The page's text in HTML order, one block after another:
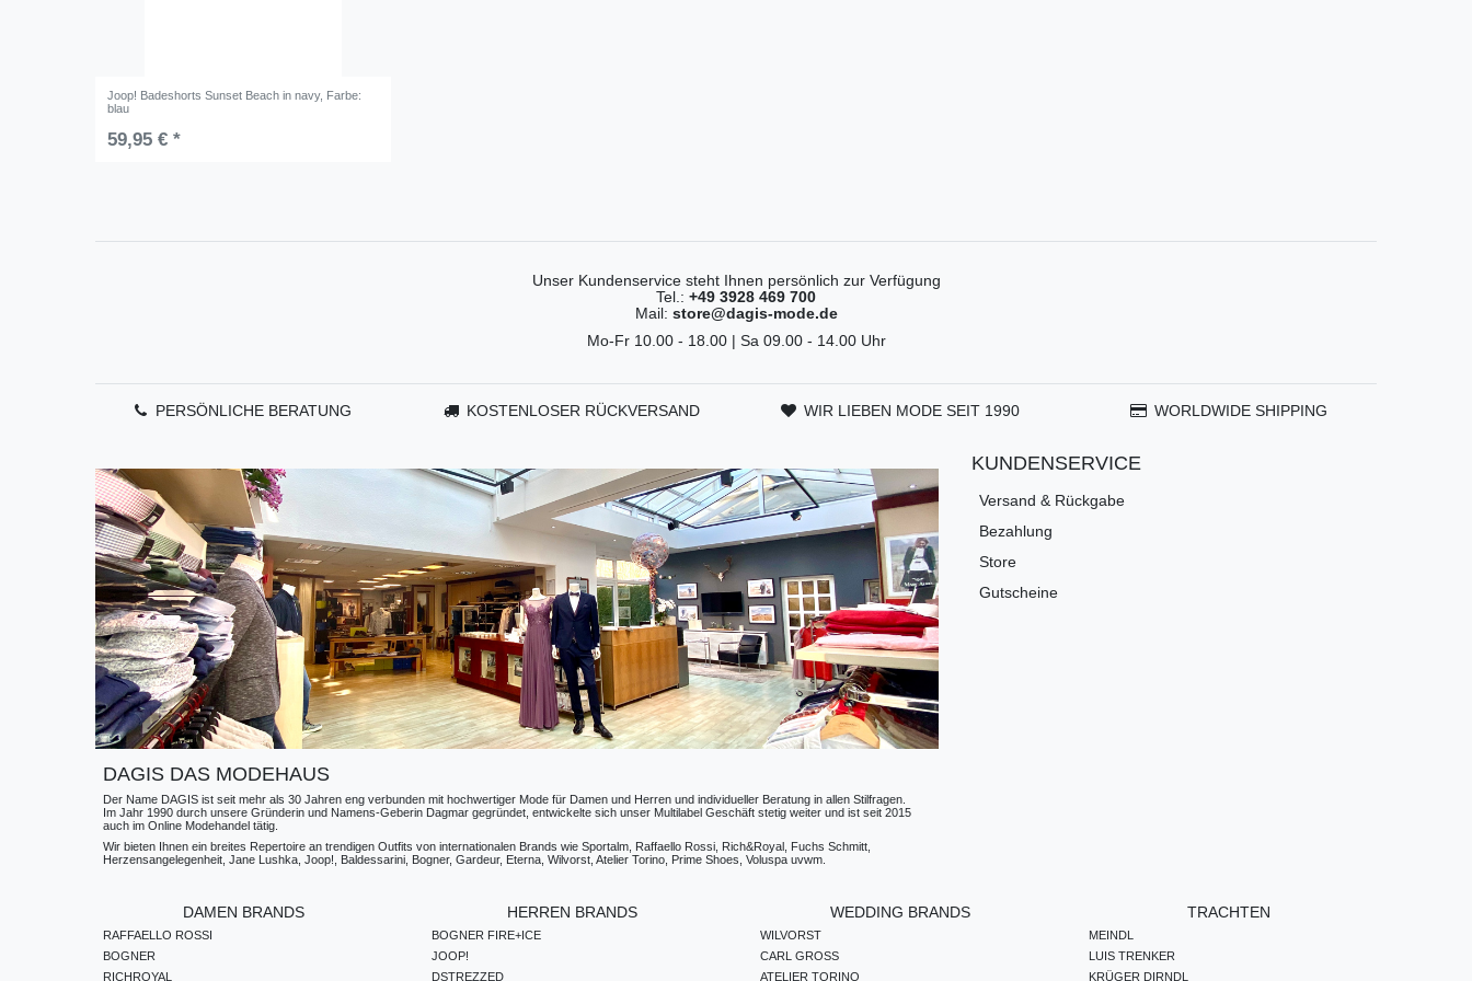
Joop! Badeshorts Sunset Beach in navy, Farbe:
blau
59,95 € *
Unser Kundenservice steht Ihnen persönlich zur Verfügung
Tel.: +49 3928 469 700
Mail: store@dagis-mode.de
Mo-Fr 10.00 - 18.00 | Sa 09.00 - 14.00 Uhr
PERSÖNLICHE BERATUNG KOSTENLOSER RÜCKVERSAND WIR LIEBEN MODE SEIT 1990 WORLDWIDE SHIPPING
DAGIS DAS MODEHAUS
Der Name DAGIS ist seit mehr als 30 Jahren eng verbunden mit hochwertiger Mode für Damen und Herren und individueller Beratung in allen Stilfragen.
Im Jahr 1990 durch unsere Gründerin und Namens-Geberin Dagmar gegründet, entwickelte sich unser Multilabel Geschäft stetig weiter und ist seit 2015
auch im Online Modehandel tätig.
Wir bieten Ihnen ein breites Repertoire an trendigen Outfits von internationalen Brands wie Sportalm, Raffaello Rossi, Rich&Royal, Fuchs Schmitt,
Herzensangelegenheit, Jane Lushka, Joop!, Baldessarini, Bogner, Gardeur, Eterna, Wilvorst, Atelier Torino, Prime Shoes, Voluspa uvwm.
KUNDENSERVICE
Versand & Rückgabe
Bezahlung
Store
Gutscheine
DAMEN BRANDS
RAFFAELLO ROSSI
BOGNER
RICHROYAL
HERREN BRANDS
BOGNER FIRE+ICE
JOOP!
DSTREZZED
WEDDING BRANDS
WILVORST
CARL GROSS
ATELIER TORINO
TRACHTEN
MEINDL
LUIS TRENKER
KRÜGER DIRNDL